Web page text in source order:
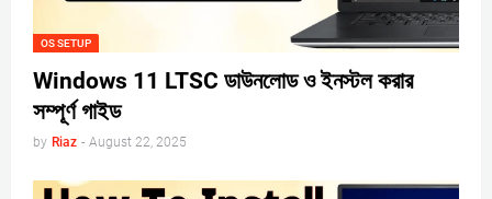
OS SETUP
Windows 11 LTSC ডাউনলোড ও ইনস্টল করার
সম্পূর্ণ গাইড
by Riaz - August 22, 2025